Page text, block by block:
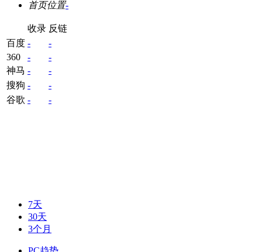
首页位置-
收录 反链
百度 -
-
360
-
-
神马 -
-
搜狗 -
-
谷歌 - -
7天
30天
3个月